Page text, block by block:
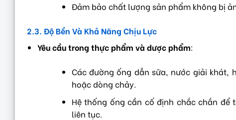
Đảm bảo chất lượng sản phẩm không bị
2.3. Độ Bền Và Khả Năng Chịu Lực
Yêu cầu trong thực phẩm và dược phẩm:
Các đường ống dẫn sữa, nước giải
hoặc dòng chảy.
Hệ thống ống cần cố định chắc chắn
liên tục.